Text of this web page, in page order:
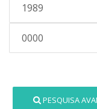
1989
0000
PESQUISA